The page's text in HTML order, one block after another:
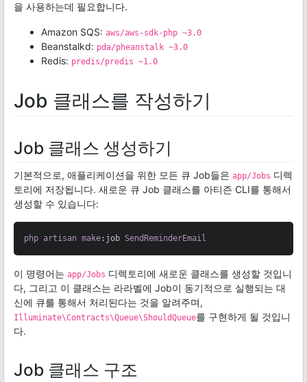
을 사용하는데 필요합니다.
Amazon SQS: aws/aws-sdk-php ~3.0
Beanstalkd: pda/pheanstalk ~3.0
Redis: predis/predis ~1.0
Job 클래스를 작성하기
Job 클래스 생성하기
기본적으로, 애플리케이션을 위한 모든 큐 Job들은 app/Jobs 디렉
토리에 저장됩니다. 새로운 큐 Job 클래스를 아티즌 CLI를 통해서
생성할 수 있습니다:
php artisan make :job SendReminderEmail
이 명령어는 app/Jobs 디렉토리에 새로운 클래스를 생성할 것입니
다, 그리고 이 클래스는 라라벨에 Job이 동기적으로 실행되는 대
신에 큐를 통해서 처리된다는 것을 알려주며,
Illuminate\Contracts\Queue\ShouldQueue를 구현하게 될 것입니
다.
Job 클래스 구조